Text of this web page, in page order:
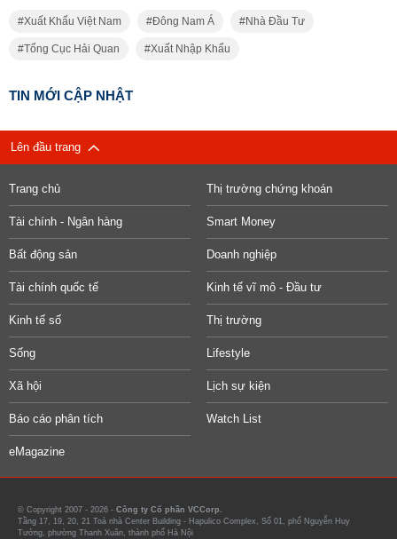
Xuất Khẩu Việt Nam Đông Nam Á Nhà Đầu Tư
Tổng Cục Hải Quan Xuất Nhập Khẩu
TIN MỚI CẬP NHẬT
Lên đầu trang
Trang chủ Thị trường chứng khoán
Tài chính - Ngân hàng Smart Money
Bất động sản Doanh nghiệp
Tài chính quốc tế Kinh tế vĩ mô - Đầu tư
Kinh tế số Thị trường
Sống Lifestyle
Xã hội Lịch sự kiện
Báo cáo phân tích Watch List
eMagazine
© Copyright 2007 - 2026 - Công ty Cổ phần VCCorp.
Tầng 17, 19, 20, 21 Toà nhà Center Building - Hapulico Complex, Số 01, phố Nguyễn Huy
Tưởng, phường Thanh Xuân, thành phố Hà Nội